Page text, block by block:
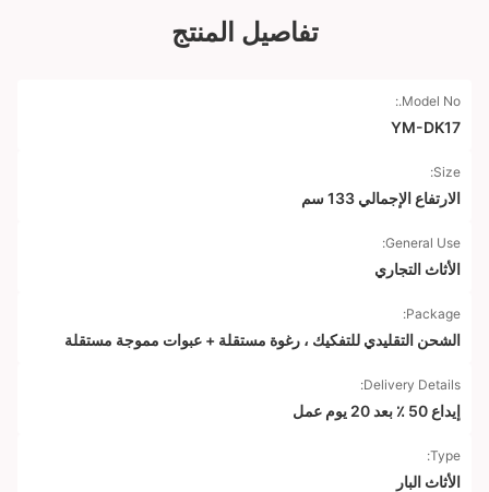
تفاصيل المنتج
Model No.:
YM-DK17
Size:
الارتفاع الإجمالي 133 سم
General Use:
الأثاث التجاري
Package:
الشحن التقليدي للتفكيك ، رغوة مستقلة + عبوات مموجة مستقلة
Delivery Details:
إيداع 50 ٪ بعد 20 يوم عمل
Type:
الأثاث البار